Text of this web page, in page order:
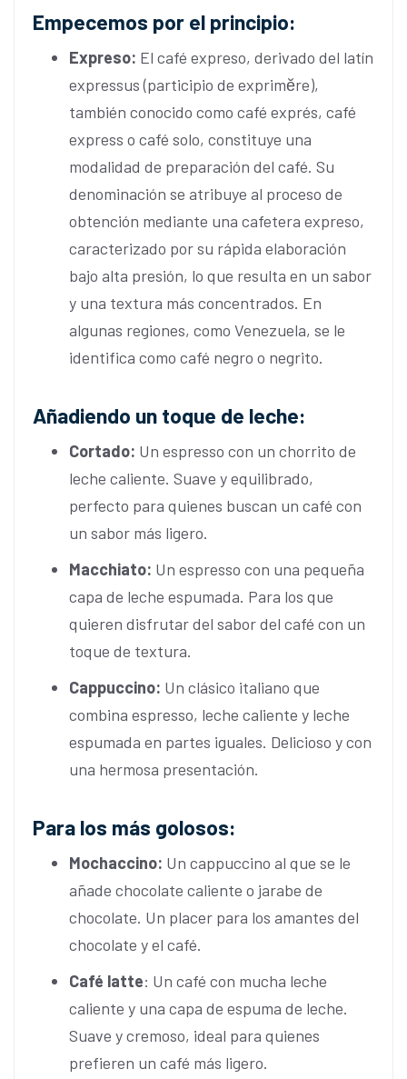
Empecemos por el principio:
Expreso: El café expreso, derivado del latín
expressus (participio de exprimĕre),
también conocido como café exprés, café
express o café solo, constituye una
modalidad de preparación del café. Su
denominación se atribuye al proceso de
obtención mediante una cafetera expreso,
caracterizado por su rápida elaboración
bajo alta presión, lo que resulta en un sabor
y una textura más concentrados. En
algunas regiones, como Venezuela, se le
identifica como café negro o negrito.
Añadiendo un toque de leche:
Cortado: Un espresso con un chorrito de
leche caliente. Suave y equilibrado,
perfecto para quienes buscan un café con
un sabor más ligero.
Macchiato: Un espresso con una pequeña
capa de leche espumada. Para los que
quieren disfrutar del sabor del café con un
toque de textura.
Cappuccino: Un clásico italiano que
combina espresso, leche caliente y leche
espumada en partes iguales. Delicioso y con
una hermosa presentación.
Para los más golosos:
Mochaccino: Un cappuccino al que se le
añade chocolate caliente o jarabe de
chocolate. Un placer para los amantes del
chocolate y el café.
Café latte: Un café con mucha leche
caliente y una capa de espuma de leche.
Suave y cremoso, ideal para quienes
prefieren un café más ligero.